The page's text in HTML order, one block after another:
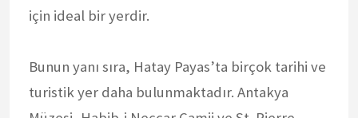
için ideal bir yerdir.
Bunun yanı sıra, Hatay Payas’ta birçok tarihi ve
turistik yer daha bulunmaktadır. Antakya